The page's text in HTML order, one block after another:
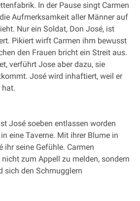
In der Pause singt Carmen
Aufmerksamkeit aller Männer auf
Nur ein Soldat, Don José, ist
Pikiert wirft Carmen ihm bewusst
den Frauen bricht ein Streit aus.
verführt Jose aber dazu, sie
José wird inhaftiert, weil er
hat.
José soeben entlassen worden
eine Taverne. Mit ihrer Blume in
ihr seine Gefühle. Carmen
zum Appell zu melden, sondern
sich den Schmugglern